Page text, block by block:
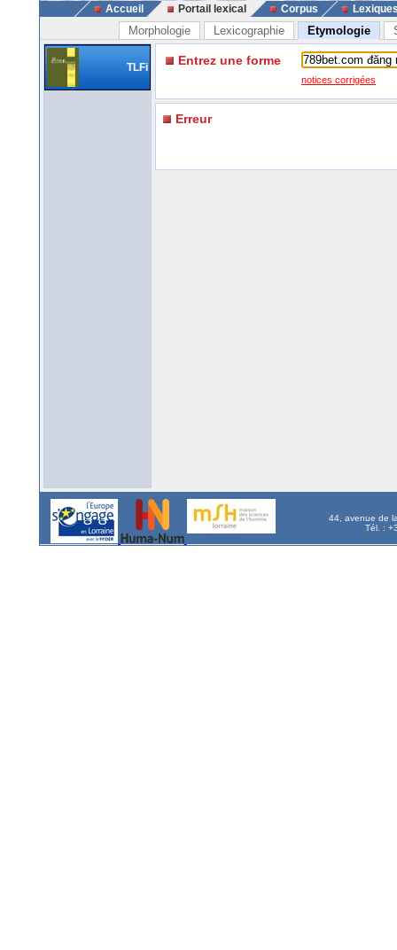
Accueil Portail lexical Corpus
Morphologie Lexicographie Etymologie
TLFi Entrez une forme
notices corrigées
Erreur
44, avenue de
Tél. :